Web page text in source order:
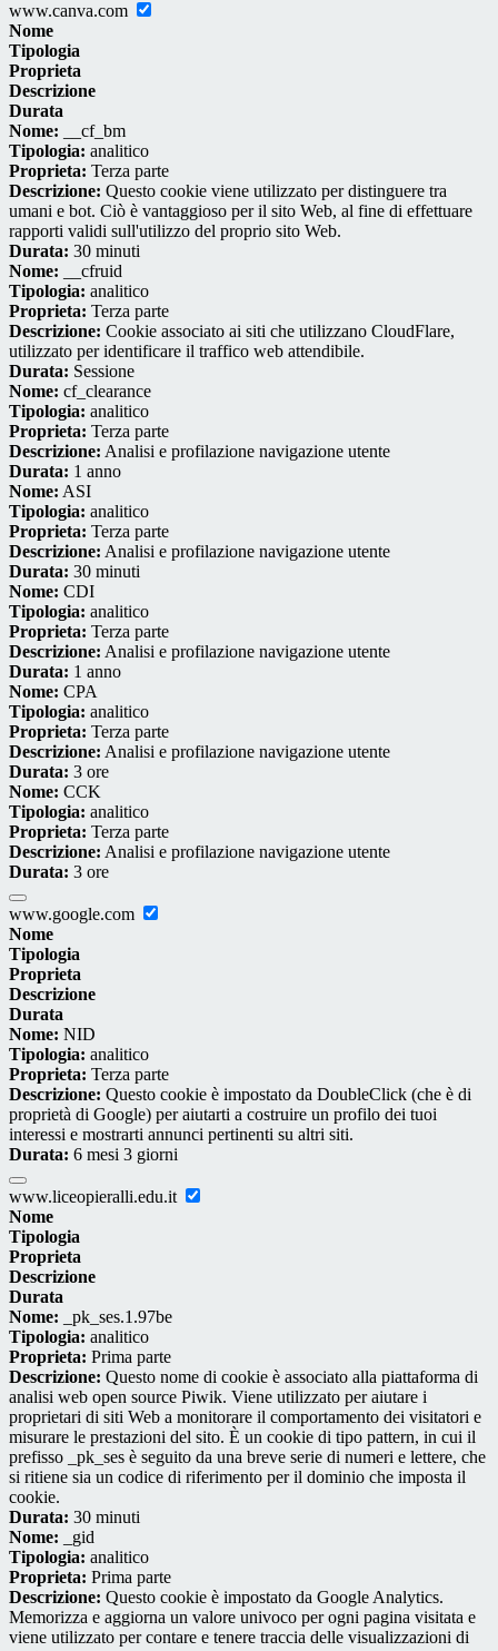
www.canva.com
Nome
Tipologia
Proprieta
Descrizione
Durata
Nome: __cf_bm
Tipologia: analitico
Proprieta: Terza parte
Descrizione: Questo cookie viene utilizzato per distinguere tra
umani e bot. Ciò è vantaggioso per il sito Web, al fine di effettuare
rapporti validi sull'utilizzo del proprio sito Web.
Durata: 30 minuti
Nome: __cfruid
Tipologia: analitico
Proprieta: Terza parte
Descrizione: Cookie associato ai siti che utilizzano CloudFlare,
utilizzato per identificare il traffico web attendibile.
Durata: Sessione
Nome: cf_clearance
Tipologia: analitico
Proprieta: Terza parte
Descrizione: Analisi e profilazione navigazione utente
Durata: 1 anno
Nome: ASI
Tipologia: analitico
Proprieta: Terza parte
Descrizione: Analisi e profilazione navigazione utente
Durata: 30 minuti
Nome: CDI
Tipologia: analitico
Proprieta: Terza parte
Descrizione: Analisi e profilazione navigazione utente
Durata: 1 anno
Nome: CPA
Tipologia: analitico
Proprieta: Terza parte
Descrizione: Analisi e profilazione navigazione utente
Durata: 3 ore
Nome: CCK
Tipologia: analitico
Proprieta: Terza parte
Descrizione: Analisi e profilazione navigazione utente
Durata: 3 ore
www.google.com
Nome
Tipologia
Proprieta
Descrizione
Durata
Nome: NID
Tipologia: analitico
Proprieta: Terza parte
Descrizione: Questo cookie è impostato da DoubleClick (che è di
proprietà di Google) per aiutarti a costruire un profilo dei tuoi
interessi e mostrarti annunci pertinenti su altri siti.
Durata: 6 mesi 3 giorni
www.liceopieralli.edu.it
Nome
Tipologia
Proprieta
Descrizione
Durata
Nome: _pk_ses.1.97be
Tipologia: analitico
Proprieta: Prima parte
Descrizione: Questo nome di cookie è associato alla piattaforma di
analisi web open source Piwik. Viene utilizzato per aiutare i
proprietari di siti Web a monitorare il comportamento dei visitatori e
misurare le prestazioni del sito. È un cookie di tipo pattern, in cui il
prefisso _pk_ses è seguito da una breve serie di numeri e lettere, che
si ritiene sia un codice di riferimento per il dominio che imposta il
cookie.
Durata: 30 minuti
Nome: _gid
Tipologia: analitico
Proprieta: Prima parte
Descrizione: Questo cookie è impostato da Google Analytics.
Memorizza e aggiorna un valore univoco per ogni pagina visitata e
viene utilizzato per contare e tenere traccia delle visualizzazioni di